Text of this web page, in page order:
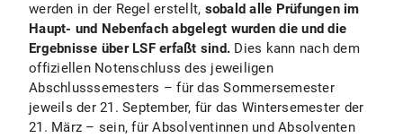
werden in der Regel erstellt, sobald alle Prüfungen im
Haupt- und Nebenfach abgelegt wurden die und die
Ergebnisse über LSF erfaßt sind. Dies kann nach dem
offiziellen Notenschluss des jeweiligen
Abschlusssemesters – für das Sommersemester
jeweils der 21. September, für das Wintersemester der
21. März – sein, für Absolventinnen und Absolventen